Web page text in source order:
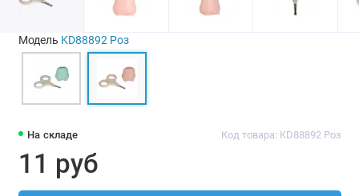
На складе Код товара: KD88892 Роз
11 руб
Модель KD88892 Роз